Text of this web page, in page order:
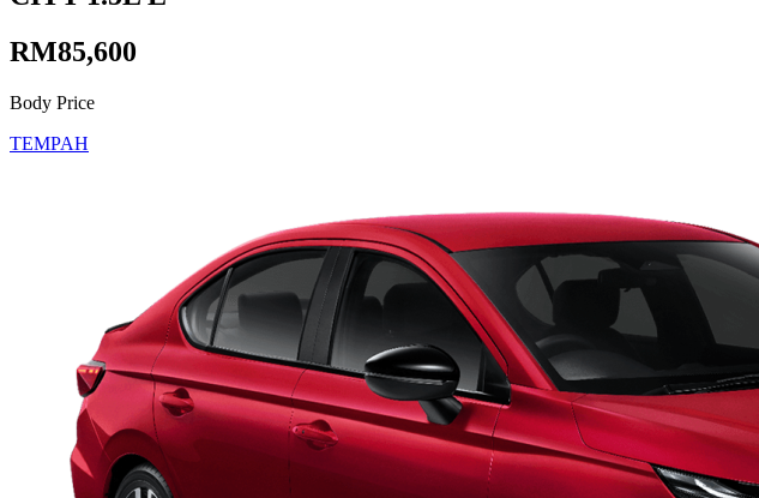
RM85,600
Body Price
TEMPAH